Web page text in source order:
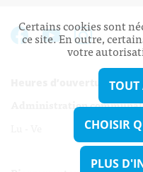
Heures d’ouverture:
Administration
Lu - Ve 08h00 -
13h30 -
Certains cookies sont
ce site. En outre,
votre
TOUT
CHOISIR
PLUS